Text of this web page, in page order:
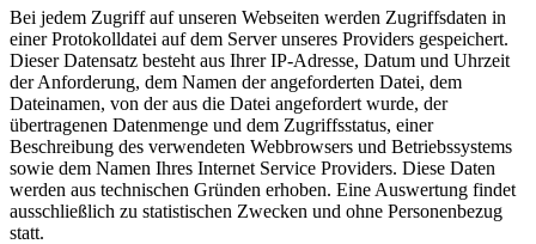
Bei jedem Zugriff auf unseren Webseiten werden Zugriffsdaten in
einer Protokolldatei auf dem Server unseres Providers gespeichert.
Dieser Datensatz besteht aus Ihrer IP-Adresse, Datum und Uhrzeit
der Anforderung, dem Namen der angeforderten Datei, dem
Dateinamen, von der aus die Datei angefordert wurde, der
übertragenen Datenmenge und dem Zugriffsstatus, einer
Beschreibung des verwendeten Webbrowsers und Betriebssystems
sowie dem Namen Ihres Internet Service Providers. Diese Daten
werden aus technischen Gründen erhoben. Eine Auswertung findet
ausschließlich zu statistischen Zwecken und ohne Personenbezug
statt.